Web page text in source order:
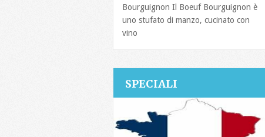
Bourguignon Il Boeuf Bourguignon è
uno stufato di manzo, cucinato con
vino
SPECIALI